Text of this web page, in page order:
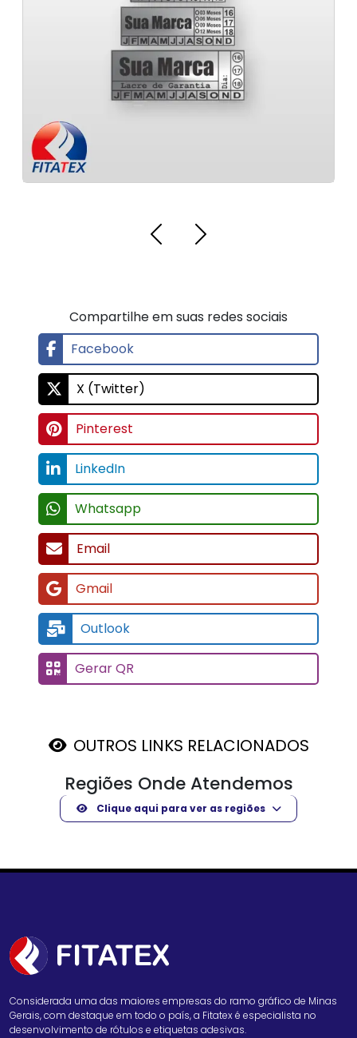
Lacres de Qualidade para Produtos de Saúde
Empresa de fabricação de
Compartilhe em suas redes sociais
Facebook
X (Twitter)
Pinterest
LinkedIn
Whatsapp
Email
Gmail
Outlook
Gerar QR
OUTROS LINKS RELACIONADOS
Regiões Onde Atendemos
Clique aqui para ver as regiões
Considerada uma das maiores empresas do ramo gráfico de Minas
Gerais, com destaque em todo o país, a Fitatex é especialista no
desenvolvimento de rótulos e etiquetas adesivas.